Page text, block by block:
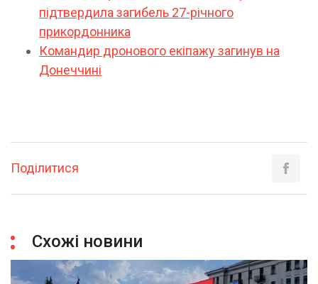
підтвердила загибель 27-річного
прикордонника
Командир дронового екіпажу загинув на
Донеччині
Поділитися
Схожі новини